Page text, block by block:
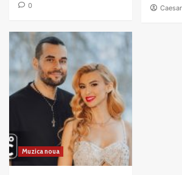
0
Caesar
Muzica noua